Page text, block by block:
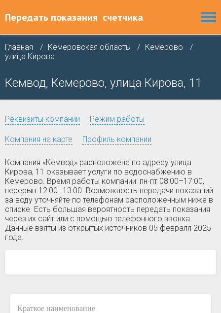
Передать показания счетчика
Главная Кемеровская область
Кемерово
улица Кирова
Кемвод, Кемерово, улица Кирова, 11
Реквизиты компании Режим работы
Компания на карте Профиль компании
Компания «Кемвод» расположена по адресу улица
Кирова, 11 оказывает услуги по водоснабжению в
Кемерово. Время работы компании: пн-пт 08:00–17:00,
перерыв 12:00–13:00. Возможность передачи показаний
за воду уточняйте по телефонам расположенным ниже в
списке. Есть большая вероятность передать показания
через их сайт или с помощью телефонного звонка.
Данные взяты из открытых источников 05 февраля 2025
года.
Краткое наименование